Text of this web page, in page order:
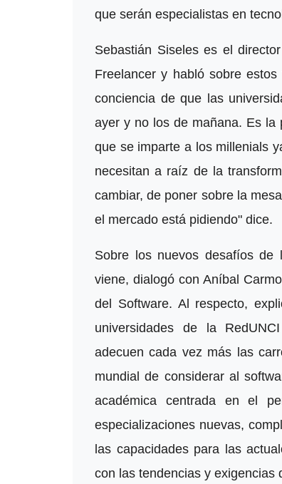
que serán especialistas en
Sebastián Siseles es el
Freelancer y habló sobre
conciencia de que las
ayer y no los de mañana. Es la
que se imparte a los millenials
necesitan a raíz de la
cambiar, de poner sobre la
el mercado está pidiendo" dice.
Sobre los nuevos desafíos
viene, dialogó con Aníbal
del Software. Al respecto,
universidades de la
adecuen cada vez más las
mundial de considerar al
académica centrada en el
especializaciones nuevas,
las capacidades para las
con las tendencias y exigencias